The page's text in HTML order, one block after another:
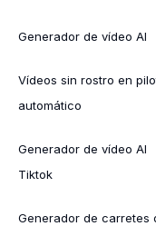
Generador de vídeo AI
Vídeos sin rostro en
automático
Generador de vídeo AI
Tiktok
Generador de carretes